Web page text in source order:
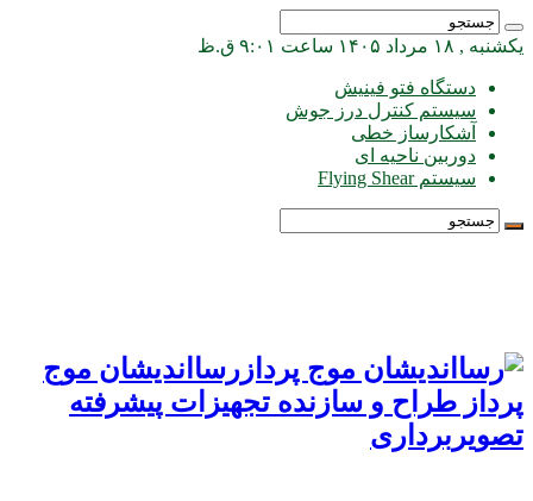
یکشنبه , ۱۸ مرداد ۱۴۰۵ ساعت ۹:۰۱ ق.ظ
دستگاه فتو فینیش
سیستم کنترل درز جوش
آشکارساز خطی
دوربین ناحیه ای
سیستم Flying Shear
رسااندیشان موج
پرداز طراح و سازنده تجهیزات پیشرفته
تصویربرداری